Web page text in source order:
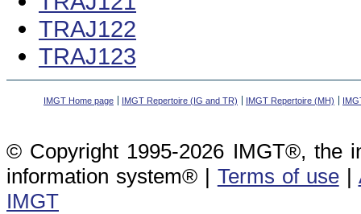
TRAJ122
TRAJ123
IMGT Home page IMGT Repertoire (IG and TR) IMGT Repertoire (MH)
© Copyright 1995-2026 IMGT®, the
information system® | Terms of use|
IMGT